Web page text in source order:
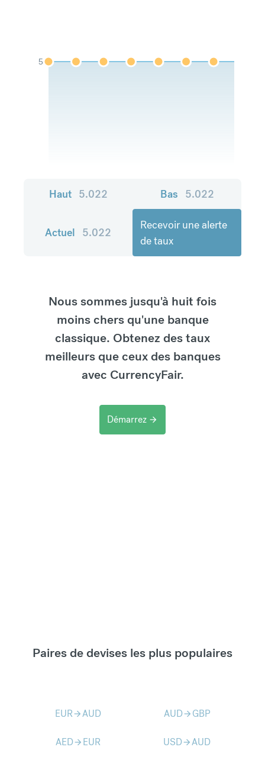
5
Haut 5.022 Bas 5.022
Actuel 5.022
Recevoir une alerte
de taux
Nous sommes jusqu'à huit fois
moins chers qu'une banque
classique. Obtenez des taux
meilleurs que ceux des banques
avec CurrencyFair.
Démarrez arrow_forward
Paires de devises les plus populaires
EURarrow_forwardAUD AUDarrow_forward GBP
AEDarrow_forward EUR USDarrow_forwardAUD